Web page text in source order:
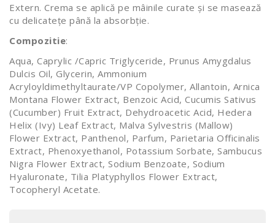
Extern. Crema se aplică pe mâinile curate şi se masează
cu delicateţe până la absorbţie.
Compozitie:
Aqua, Caprylic /Capric Triglyceride, Prunus Amygdalus
Dulcis Oil, Glycerin, Ammonium
Acryloyldimethyltaurate/VP Copolymer, Allantoin, Arnica
Montana Flower Extract, Benzoic Acid, Cucumis Sativus
(Cucumber) Fruit Extract, Dehydroacetic Acid, Hedera
Helix (Ivy) Leaf Extract, Malva Sylvestris (Mallow)
Flower Extract, Panthenol, Parfum, Parietaria Officinalis
Extract, Phenoxyethanol, Potassium Sorbate, Sambucus
Nigra Flower Extract, Sodium Benzoate, Sodium
Hyaluronate, Tilia Platyphyllos Flower Extract,
Tocopheryl Acetate.